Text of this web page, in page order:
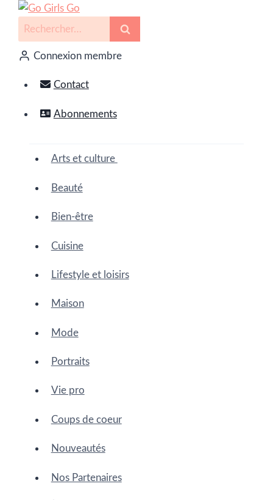
Connexion membre
Contact
Abonnements
Arts et culture
Beauté
Bien-être
Cuisine
Lifestyle et loisirs
Maison
Mode
Portraits
Vie pro
Coups de coeur
Nouveautés
Nos Partenaires